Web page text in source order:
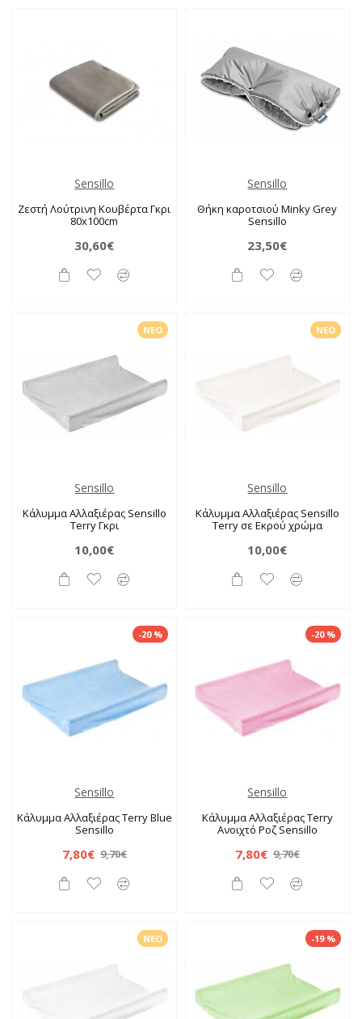
Sensillo
Ζεστή Λούτρινη Κουβέρτα Γκρι
80x100cm
30,60€
Sensillo
Θήκη καροτσιού Minky Grey
Sensillo
23,50€
ΝΈΟ
Sensillo
Κάλυμμα Αλλαξιέρας Sensillo
Terry Γκρι
10,00€
ΝΈΟ
Sensillo
Κάλυμμα Αλλαξιέρας Sensillo
Terry σε Εκρού χρώμα
10,00€
-20 %
Sensillo
Κάλυμμα Αλλαξιέρας Terry Blue
Sensillo
7,80€ 9,70€
-20 %
Sensillo
Κάλυμμα Αλλαξιέρας Terry
Ανοιχτό Ροζ Sensillo
7,80€ 9,70€
ΝΈΟ -19 %